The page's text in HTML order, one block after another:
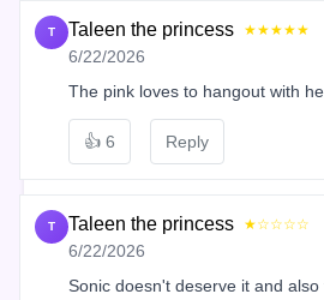
T Taleen the princess ★★★★★
6/22/2026
The pink loves to hangout with
👍 6 Reply
T Taleen the princess ★☆☆☆☆
6/22/2026
Sonic doesn't deserve it and also